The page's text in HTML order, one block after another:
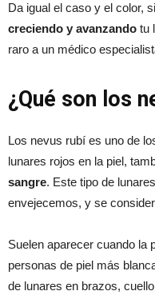
Da igual el caso y el color,
creciendo y avanzando tu
raro a un médico
¿Qué son los
Los nevus rubí es uno de
lunares rojos en la piel,
sangre. Este tipo de
envejecemos, y se
Suelen aparecer cuando la
personas de piel más
de lunares en brazos,